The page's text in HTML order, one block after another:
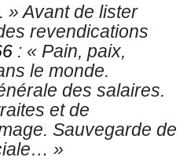
» Avant de lister
revendications
: « Pain, paix,
le monde.
des salaires.
et de
Sauvegarde de
»